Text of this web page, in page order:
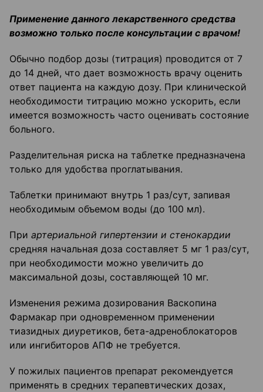
Применение данного лекарственного средства
возможно только после консультации с врачом!
Обычно подбор дозы (титрация) проводится от 7
до 14 дней, что дает возможность врачу оценить
ответ пациента на каждую дозу. При клинической
необходимости титрацию можно ускорить, если
имеется возможность часто оценивать состояние
больного.
Разделительная риска на таблетке предназначена
только для удобства проглатывания.
Таблетки принимают внутрь 1 раз/сут, запивая
необходимым объемом воды (до 100 мл).
При артериальной гипертензии и стенокардии
средняя начальная доза составляет 5 мг 1 раз/сут,
при необходимости можно увеличить до
максимальной дозы, составляющей 10 мг.
Изменения режима дозирования Васкопина
Фармакар при одновременном применении
тиазидных диуретиков, бета-адреноблокаторов
или ингибиторов АПФ не требуется.
У пожилых пациентов препарат рекомендуется
применять в средних терапевтических дозах,